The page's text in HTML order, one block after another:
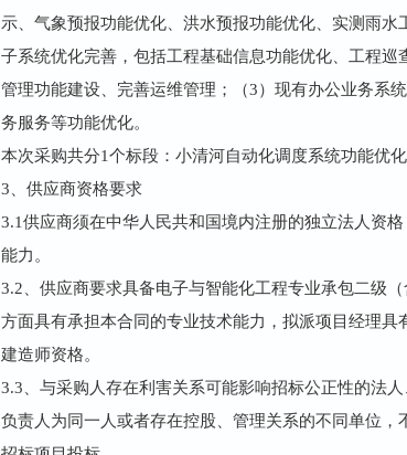
示、气象预报功能优化、洪水预报功能优化、实测雨
子系统优化完善，包括工程基础信息功能优化、工程
管理功能建设、完善运维管理；（3）现有办公业务系
务服务等功能优化。
本次采购共分1个标段：小清河自动化调度系统功能优化
3、 供应商资格要求
3.1供应商须在中华人民共和国境内注册的独立法人资
能力。
3.2、供应商要求具备电子与智能化工程专业承包二级
方面具有承担本合同的专业技术能力，拟派项目经理
建造师资格。
3.3、与采购人存在利害关系可能影响招标公正性的法
负责人为同一人或者存在控股、管理关系的不同单位